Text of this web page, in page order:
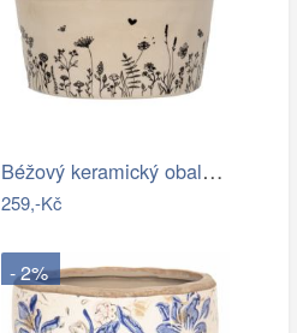
Béžový keramický obal na květináč s…
259,-Kč
- 2%